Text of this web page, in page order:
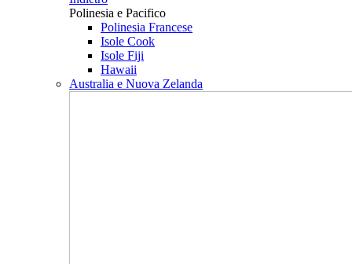
Polinesia e Pacifico
Polinesia Francese
Isole Cook
Isole Fiji
Hawaii
Australia e Nuova Zelanda